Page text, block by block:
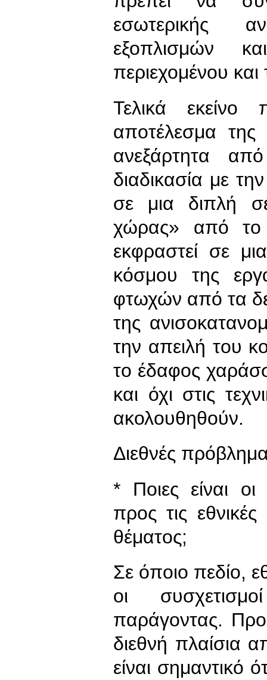
εσωτερικής
εξοπλισμών
περιεχομένου
Τελικά
αποτέλεσμα
ανεξάρτητα
διαδικασία με
σε μια διπλή
χώρας» από το
εκφραστεί σε
κόσμου της
φτωχών από τα
της
την απειλή του
το έδαφος
και όχι στις
ακολουθηθούν.
Διεθνές
* Ποιες είναι
προς τις εθνικές
θέματος;
Σε όποιο πεδίο,
οι
παράγοντας.
διεθνή πλαίσια
είναι σημαντικό